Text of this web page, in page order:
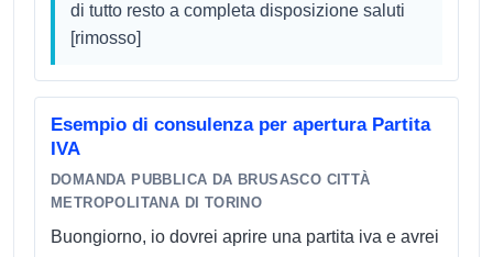
di tutto resto a completa disposizione saluti
[rimosso]
Esempio di consulenza per apertura Partita
IVA
DOMANDA PUBBLICA DA BRUSASCO CITTÀ
METROPOLITANA DI TORINO
Buongiorno, io dovrei aprire una partita iva e avrei